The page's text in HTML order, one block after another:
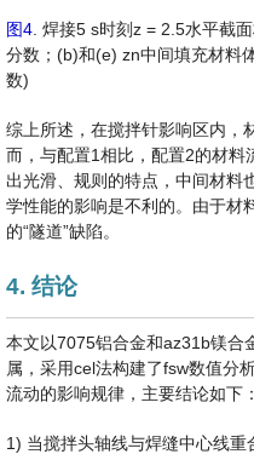
图4 . 焊接5 s时刻z = 2.5水平截
分数；(b)和(e) zn中间填充材料
数)
综上所述，在搅拌针影响区内，
而，与配置1相比，配置2的材料
出光滑、规则的特点，中间材料
学性能的影响是不利的。由于材
的“隧道”缺陷。
4. 结论
本文以7075铝合金和az31b镁合
属，采用cel法构建了fsw数值分
流动的影响规律，主要结论如下：
1) 当搅拌头轴线与焊缝中心线